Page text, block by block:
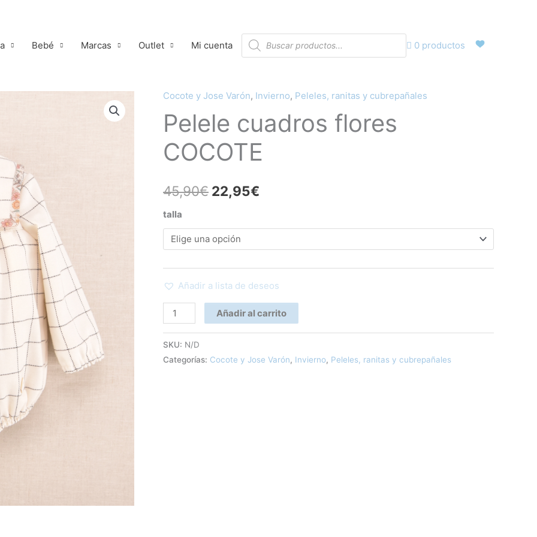
Bebé Marcas Outlet Mi cuenta
Búsqueda
de
productos
0 productos
Cocote y Jose Varón, Invierno, Peleles, ranitas y cubrepañales
Pelele cuadros flores
COCOTE
45,90€
El
precio
original
45,90€.
22,95€
El
precio
actual
talla
Añadir a lista de deseos
Pelele
cuadros
flores
COCOTE
cantidad
Añadir al carrito
SKU: N/D
Categorías: Cocote y Jose Varón, Invierno, Peleles, ranitas y cubrepañales